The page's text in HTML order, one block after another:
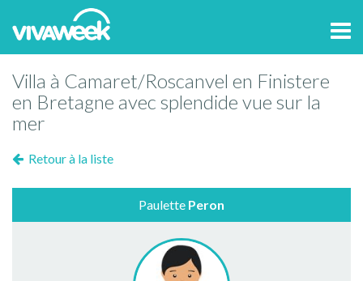
Villa à Camaret/Roscanvel en Finistere
en Bretagne avec splendide vue sur la
mer
Retour à la liste
Paulette Peron